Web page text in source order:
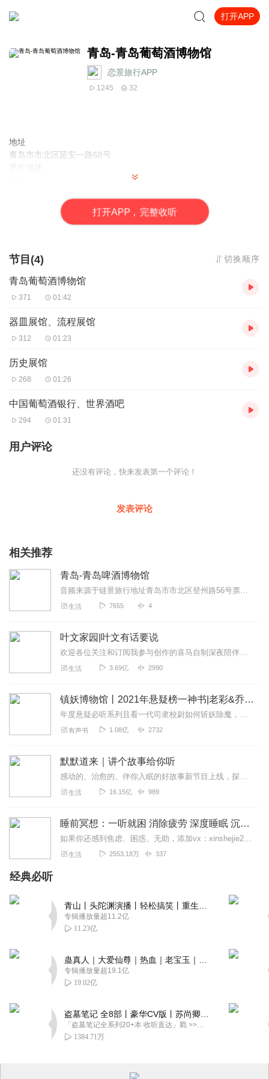
打开APP
青岛-青岛葡萄酒博物馆
恋景旅行APP
1245 32
地址
青岛市市北区延安一路68号
打开APP，完整收听
节目(4) 切换顺序
青岛葡萄酒博物馆
371 01:42
器皿展馆、流程展馆
312 01:23
历史展馆
268 01:26
中国葡萄酒银行、世界酒吧
294 01:31
用户评论
还没有评论，快来发表第一个评论！
发表评论
相关推荐
青岛-青岛啤酒博物馆
音频来源于链景旅行地址青岛市市北区登州路56号票价描述暂无开放时间旺季（4月1日-10月31日）8:00-18:00（17:00停止售票），淡季（1...
生活 7655 4
叶文家园|叶文有话要说
欢迎各位关注和订阅我参与创作的喜马自制深夜陪伴谈话栏目《听你说·百态人声》【听你说·百态人声】每晚直播连线真实人间故事|叶文现场互动中|人间冷暖，抱团取暖每周...
生活 3.69亿 2990
镇妖博物馆丨2021年悬疑榜一神书|老彩&乔津津
年度悬疑必听系列且看一代司隶校尉如何斩妖除魔，平天下不平之事阅文作家阎ZK悬疑新作【新品限时免费】2021年10月15日至11月15日为限时免费听福利放送期，...
有声书 1.08亿 2732
默默道来｜讲个故事给你听
感动的、治愈的、伴你入眠的好故事新节目上线，探索现实世界的无尽魅力，追求对生活的真实记录《听见人间真相》（点击名称，直达专辑）网易人间故事集持续更新中，邀您关注...
生活 16.15亿 989
睡前冥想：一听就困 消除疲劳 深度睡眠 沉浸体验
如果你还感到焦虑、困惑、无助，添加vx：xinshejie2018、vx公众号：宣萱心伴，与主播宣萱开启心灵交流之旅，共建温暖的精神家园！如果你喜欢我的内容，请...
生活 2553.18万 337
经典必听
专辑播放量超11.2亿
11.23亿
专辑播放量超19.1亿
19.02亿
「盗墓笔记全系列20+本 收听直达」戳 >>改编自南派三叔同名作品，腾讯音乐娱乐集团出品，冠声文化制作，...
1384.71万